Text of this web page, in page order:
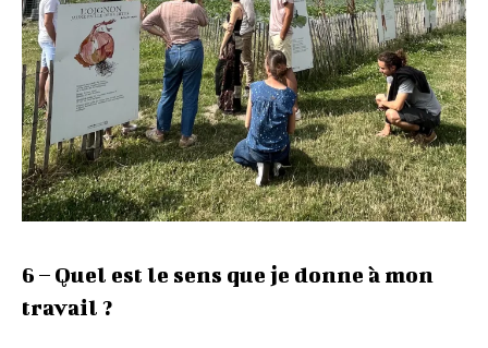
6 – Quel est le sens que je donne à mon
travail ?